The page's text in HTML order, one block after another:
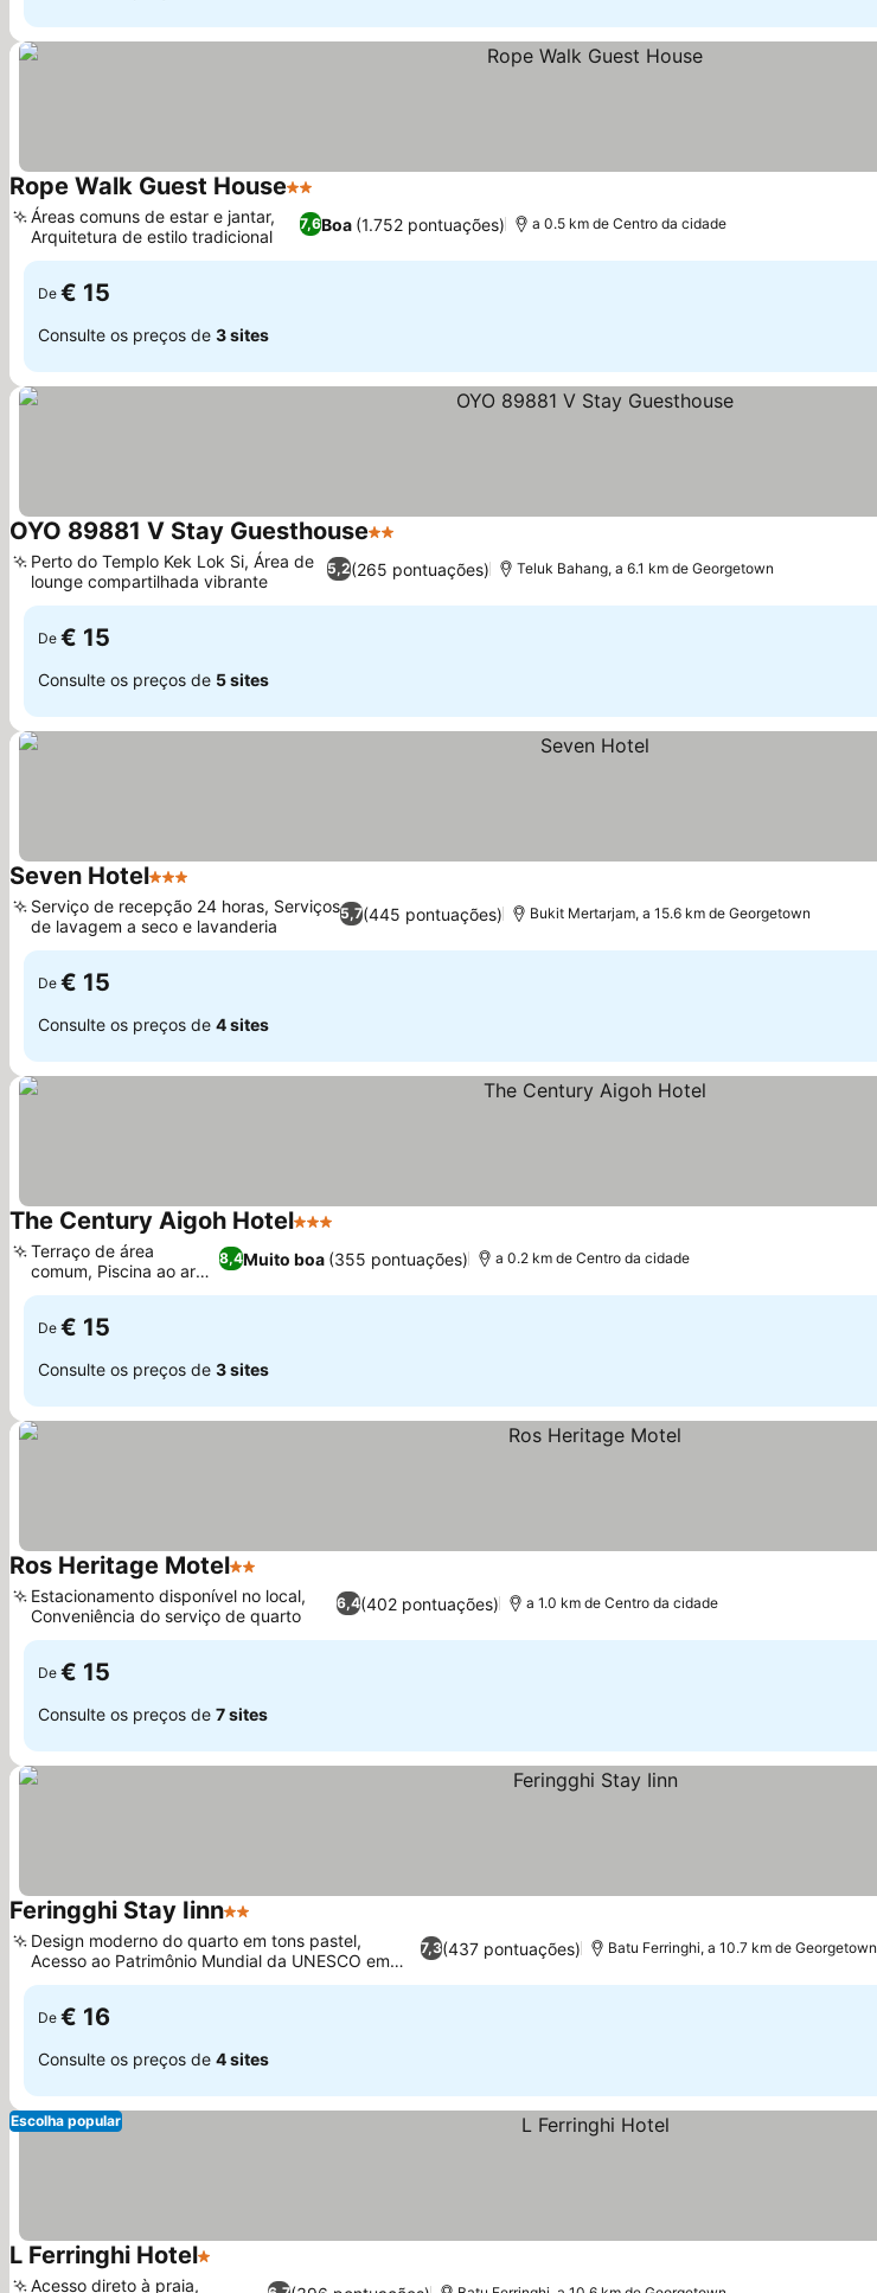
Rope Walk Guest House2 Estrelas
7,6Boa (1.752 pontuações)
Áreas comuns de estar e jantar,
Arquitetura de estilo tradicional
a 0.5 km de Centro da cidade
De € 15
Consulte os preços de 3 sites
OYO 89881 V Stay Guesthouse2 Estrelas
5,2(265 pontuações)
Perto do Templo Kek Lok Si, Área de
lounge compartilhada vibrante
Teluk Bahang, a 6.1 km de Georgetown
De € 15
Consulte os preços de 5 sites
Seven Hotel3 Estrelas
5,7(445 pontuações)
Serviço de recepção 24 horas, Serviços
de lavagem a seco e lavanderia
Bukit Mertarjam, a 15.6 km de Georgetown
De € 15
Consulte os preços de 4 sites
The Century Aigoh Hotel3 Estrelas
8,4Muito boa (355 pontuações)
Terraço de área
comum, Piscina ao ar
livre
a 0.2 km de Centro da cidade
De € 15
Consulte os preços de 3 sites
Ros Heritage Motel2 Estrelas
6,4(402 pontuações)
Estacionamento disponível no local,
Conveniência do serviço de quarto
a 1.0 km de Centro da cidade
De € 15
Consulte os preços de 7 sites
Feringghi Stay Iinn2 Estrelas
7,3(437 pontuações)
Design moderno do quarto em tons pastel,
Acesso ao Patrimônio Mundial da UNESCO em
George Town
Batu Ferringhi, a 10.7 km de Georgetown
De € 16
Consulte os preços de 4 sites
Escolha popular
L Ferringhi Hotel1 Estrelas
Acesso direto à praia,